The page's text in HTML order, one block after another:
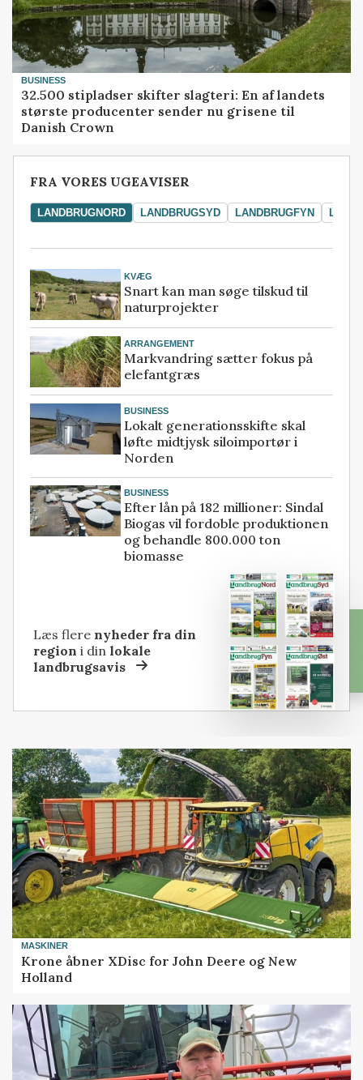
BUSINESS
32.500 stipladser skifter slagteri: En af landets
største producenter sender nu grisene til
Danish Crown
FRA VORES UGEAVISER
LANDBRUGNORD LANDBRUGSYD LANDBRUGFYN
KVÆG
Snart kan man søge tilskud til
naturprojekter
ARRANGEMENT
Markvandring sætter fokus på
elefantgræs
BUSINESS
Lokalt generationsskifte skal
løfte midtjysk siloimportør i
Norden
BUSINESS
Efter lån på 182 millioner: Sindal
Biogas vil fordoble produktionen
og behandle 800.000 ton
biomasse
Læs flere nyheder fra din
region i dinlokale
landbrugsavis
MASKINER
Krone åbner XDisc for John Deere og New
Holland